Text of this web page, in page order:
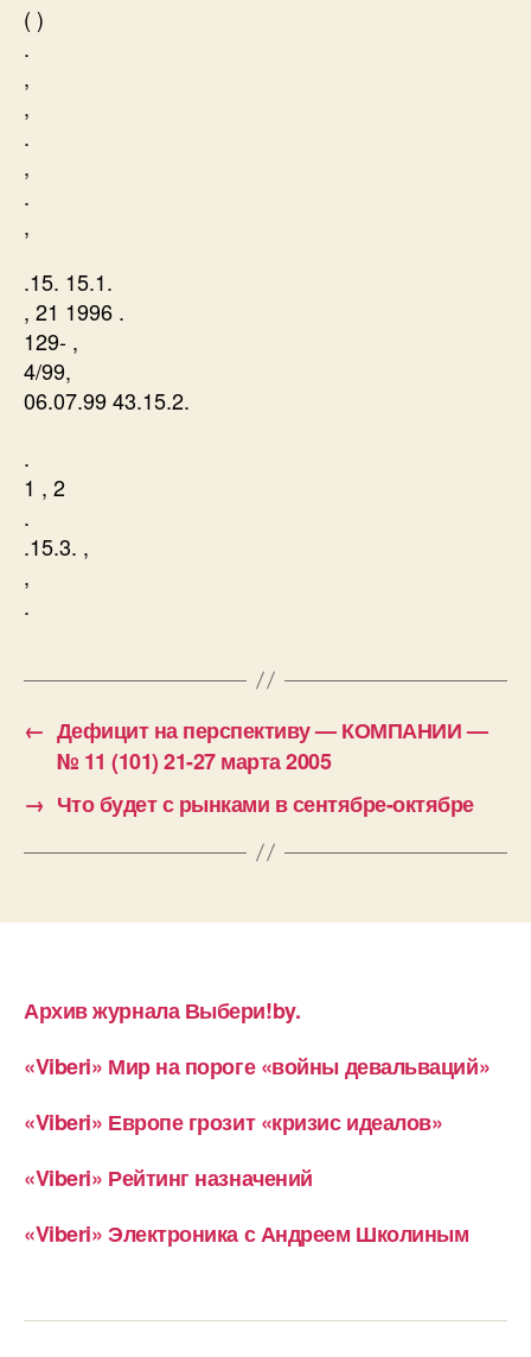
( )
.
,
,
.
,
.
,
.15. 15.1.
, 21 1996 .
129- ,
4/99,
06.07.99 43.15.2.
.
1 , 2
.
.15.3. ,
,
.
← Дефицит на перспективу — КОМПАНИИ —
№ 11 (101) 21-27 марта 2005
→ Что будет с рынками в сентябре-октябре
Архив журнала Выбери!by.
«Viberi» Мир на пороге «войны девальваций»
«Viberi» Европе грозит «кризис идеалов»
«Viberi» Рейтинг назначений
«Viberi» Электроника с Андреем Школиным